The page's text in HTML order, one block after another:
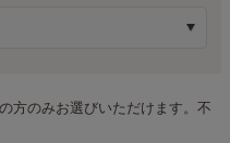
方のみお選びいただけます。不